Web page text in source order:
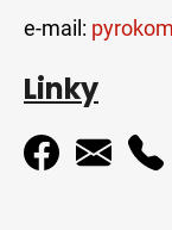
e-mail:
Linky